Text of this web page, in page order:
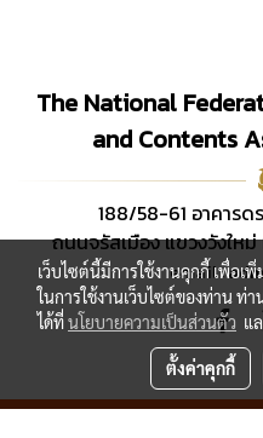
The National
and Contents
188/58-61 อาคาร
ถนนจรัสเมือง แขวงวังให
email :
เว็บไซต์นี้มีการใช้งานคุกกี้ เพื่อ
ในการใช้งานเว็บไซต์ของท่าน ท่
ได้ที่นโยบายความเป็นส่วนตัว แ
ตั้งค่าคุกกี้